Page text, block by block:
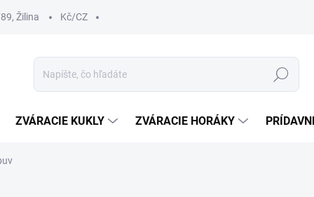
Žilina Kč/CZ
Hľadať
ZVÁRACIE KUKLY ZVÁRACIE HORÁKY